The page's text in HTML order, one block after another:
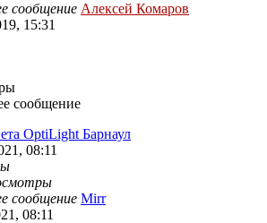
сообщение Алексей Комаров
15:31
сообщение
OptiLight Барнаул
08:11
сообщение Mirr
08:11